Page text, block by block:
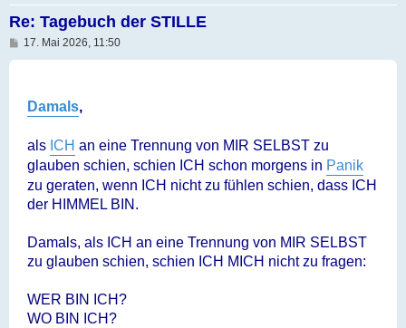
Re: Tagebuch der STILLE
B17. Mai 2026, 11:50
Damals,
als ICH an eine Trennung von MIR SELBST zu
glauben schien, schien ICH schon morgens in Panik
zu geraten, wenn ICH nicht zu fühlen schien, dass ICH
der HIMMEL BIN.
Damals, als ICH an eine Trennung von MIR SELBST
zu glauben schien, schien ICH MICH nicht zu fragen:
WER BIN ICH?
WO BIN ICH?